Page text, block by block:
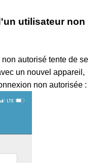
utilisateur non
autorisé tente de se
un nouvel appareil,
non autorisée :